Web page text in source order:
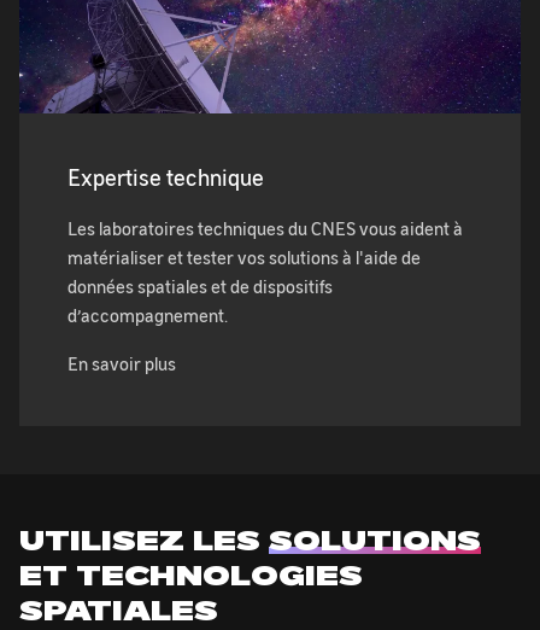
Expertise technique
Les laboratoires techniques du CNES vous aident à
matérialiser et tester vos solutions à l'aide de
données spatiales et de dispositifs
d’accompagnement.
En savoir plus
UTILISEZ LES SOLUTIONS
ET TECHNOLOGIES
SPATIALES